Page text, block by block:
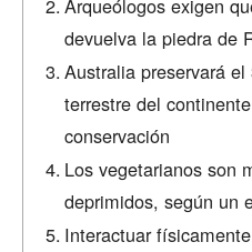
Arqueólogos exigen
devuelva la piedra de
Australia preservará
terrestre del
conservación
Los vegetarianos son
deprimidos, según un
Interactuar